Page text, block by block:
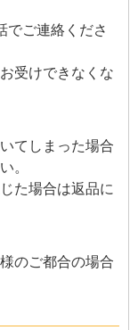
でご連絡くださ
受けできなくな
てしまった場合
。
た場合は返品に
のご都合の場合